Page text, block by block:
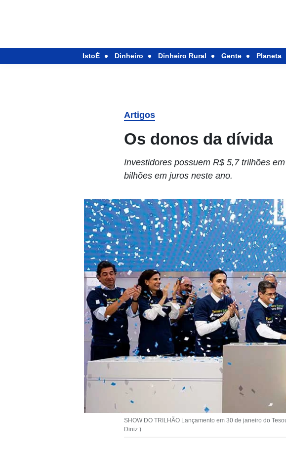
IstoÉ Dinheiro Dinheiro Rural Gente Planeta
Artigos
Os donos da dívida
Investidores possuem R$ 5,7 trilhões
bilhões em juros neste ano.
SHOW DO TRILHÃO Lançamento em 30 de janeiro do
Diniz )